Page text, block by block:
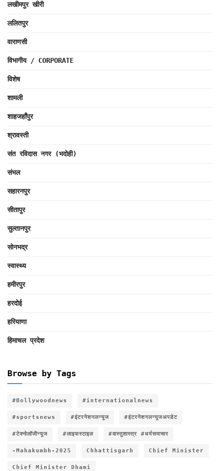
लखीमपुर खीरी
ललितपुर
वाराणसी
विभागीय / CORPORATE
विशेष
शामली
शाहजहाँपुर
श्रावस्ती
संत रविदास नगर (भदोही)
संभल
सहारनपुर
सीतापुर
सुल्तानपुर
सोनभद्र
स्वास्थ्य
हमीरपुर
हरदोई
हरियाणा
हिमाचल प्रदेश
Browse by Tags
#Bollywoodnews #internationalnews
#sportsnews #इंटरनेशनलन्यूज #इंटरनेशनलन्यूजअपडेट
#टेक्नोलॉजीन्यूज #लाइफस्टाइल #वास्तुशास्त्र #धर्मसमाचार
-Mahakumbh-2025 Chhattisgarh Chief Minister
Chief Minister Dhami